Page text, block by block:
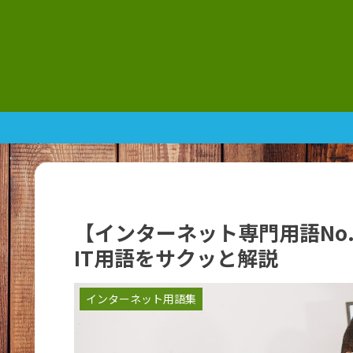
【インターネット専門用語
IT用語をサクッと解説
インターネット用語集